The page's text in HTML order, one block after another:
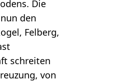
Die
den
Felberg,
schreiten
von